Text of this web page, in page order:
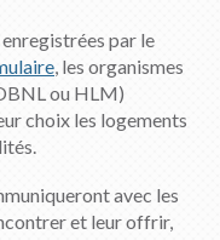
par le
, les organismes
ou HLM)
choix les logements
avec les
et leur offrir,